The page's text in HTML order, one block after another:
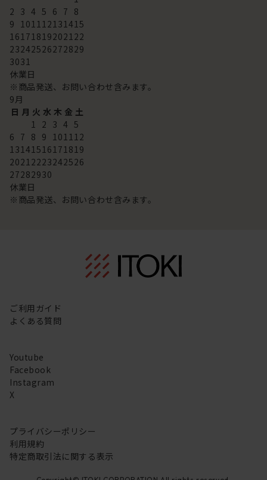
2 3 4 5 6 7 8
9 101112131415
16171819202122
23242526272829
3031
休業日
※商品発送、お問い合わせ含みます。
9月
日 月 火 水 木 金 土
1 2 3 4 5
6 7 8 9 101112
13141516171819
20212223242526
27282930
休業日
※商品発送、お問い合わせ含みます。
ご利用ガイド
よくある質問
Youtube
Facebook
Instagram
X
プライバシーポリシー
利用規約
特定商取引法に関する表示